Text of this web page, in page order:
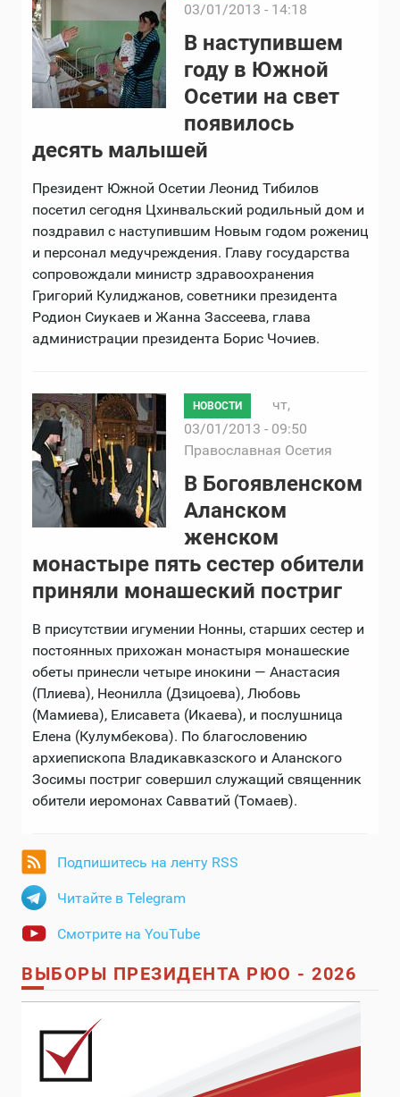
03/01/2013 - 14:18
В наступившем
году в Южной
Осетии на свет
появилось
десять малышей
Президент Южной Осетии Леонид Тибилов
посетил сегодня Цхинвальский родильный дом и
поздравил с наступившим Новым годом рожениц
и персонал медучреждения. Главу государства
сопровождали министр здравоохранения
Григорий Кулиджанов, советники президента
Родион Сиукаев и Жанна Зассеева, глава
администрации президента Борис Чочиев.
НОВОСТИ
чт,
03/01/2013 - 09:50
Православная Осетия
В Богоявленском
Аланском
женском
монастыре пять сестер обители
приняли монашеский постриг
В присутствии игумении Нонны, старших сестер и
постоянных прихожан монастыря монашеские
обеты принесли четыре инокини — Анастасия
(Плиева), Неонилла (Дзицоева), Любовь
(Мамиева), Елисавета (Икаева), и послушница
Елена (Кулумбекова). По благословению
архиепископа Владикавказского и Аланского
Зосимы постриг совершил служащий священник
обители иеромонах Савватий (Томаев).
Подпишитесь на ленту RSS
Читайте в Telegram
Смотрите на YouTube
ВЫБОРЫ ПРЕЗИДЕНТА РЮО - 2026